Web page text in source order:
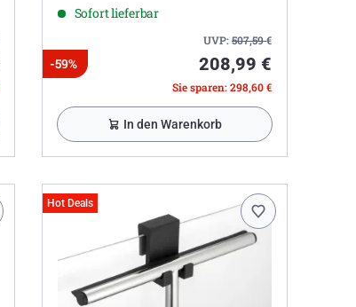
Sofort lieferbar
UVP:507,59€
-59% 208,99 €
Sie sparen: 298,60 €
In den Warenkorb
Hot Deals